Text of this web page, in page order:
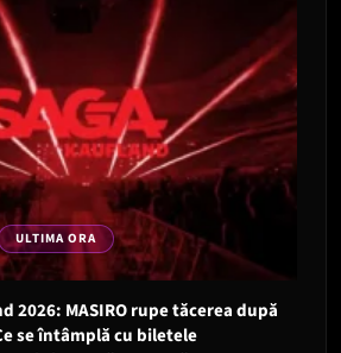
ULTIMA ORA
2026: MASIRO rupe tăcerea după
se întâmplă cu biletele